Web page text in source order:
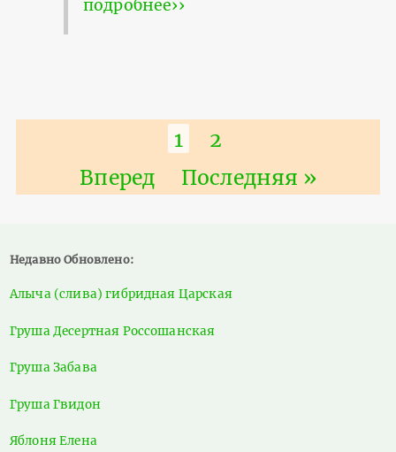
подробнее››
Текущая
страница
1 Страница
2
Следующая
Вперед
Последняя
Последняя »
Недавно Обновлено:
Алыча (слива) гибридная Царская
Груша Десертная Россошанская
Груша Забава
Груша Гвидон
Яблоня Елена